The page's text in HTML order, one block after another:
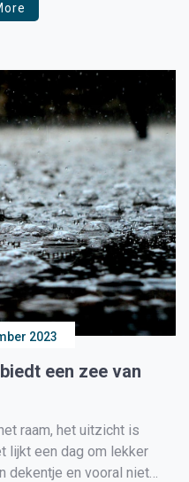
ervaren hoe prettig
2023
een zee van
raam, het uitzicht is
lijkt een dag om lekker
dekentje en vooral niets